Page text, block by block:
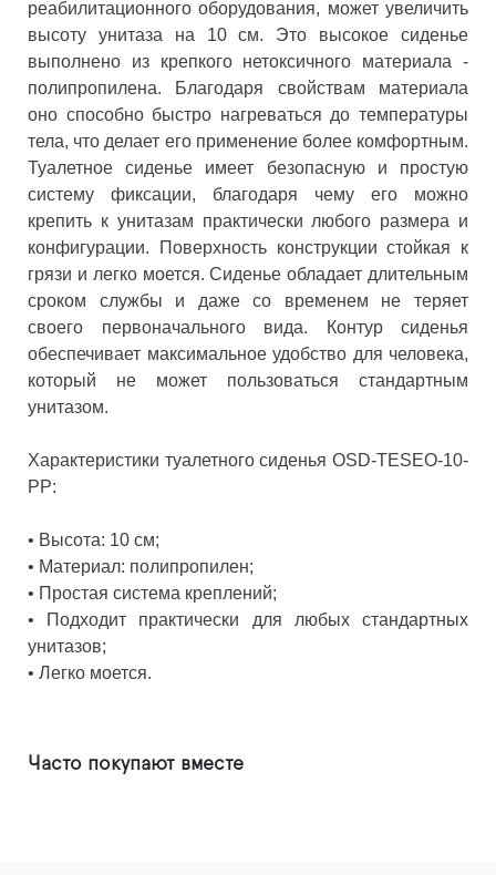
реабилитационного оборудования, может увеличить
высоту унитаза на 10 см. Это высокое сиденье
выполнено из крепкого нетоксичного материала -
полипропилена. Благодаря свойствам материала
оно способно быстро нагреваться до температуры
тела, что делает его применение более комфортным.
Туалетное сиденье имеет безопасную и простую
систему фиксации, благодаря чему его можно
крепить к унитазам практически любого размера и
конфигурации. Поверхность конструкции стойкая к
грязи и легко моется. Сиденье обладает длительным
сроком службы и даже со временем не теряет
своего первоначального вида. Контур сиденья
обеспечивает максимальное удобство для человека,
который не может пользоваться стандартным
унитазом.
Характеристики туалетного сиденья OSD-TESEO-10-
PP:
• Высота: 10 см;
• Материал: полипропилен;
• Простая система креплений;
•
Подходит практически для любых стандартных
унитазов;
• Легко моется.
Часто покупают вместе